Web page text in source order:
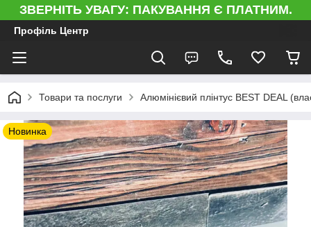
ЗВЕРНІТЬ УВАГУ: ПАКУВАННЯ Є ПЛАТНИМ.
Профіль Центр
Товари та послуги Алюмінієвий плінтус BEST DEAL
Новинка